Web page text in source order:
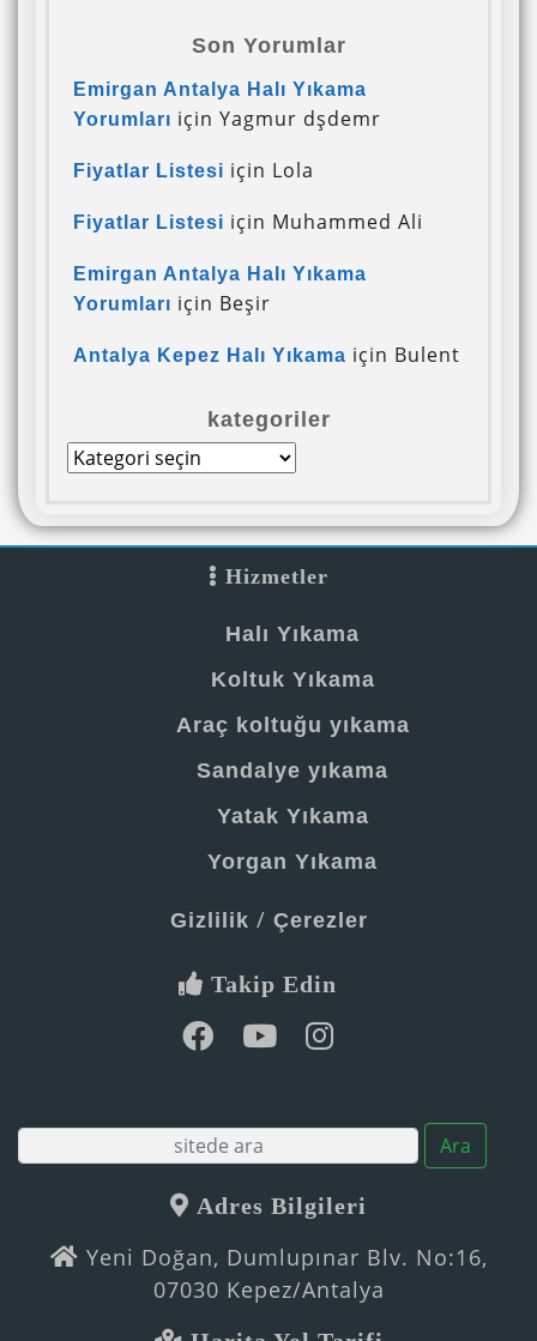
Son Yorumlar
Emirgan Antalya Halı Yıkama
Yorumları için Yagmur dşdemr
Fiyatlar Listesi için Lola
Fiyatlar Listesi için Muhammed Ali
Emirgan Antalya Halı Yıkama
Yorumları için Beşir
Antalya Kepez Halı Yıkama için Bulent
kategoriler
kategoriler
Hizmetler
Halı Yıkama
Koltuk Yıkama
Araç koltuğu yıkama
Sandalye yıkama
Yatak Yıkama
Yorgan Yıkama
Gizlilik / Çerezler
Takip Edin
Ara
Adres Bilgileri
Yeni Doğan, Dumlupınar Blv. No:16,
07030 Kepez/Antalya